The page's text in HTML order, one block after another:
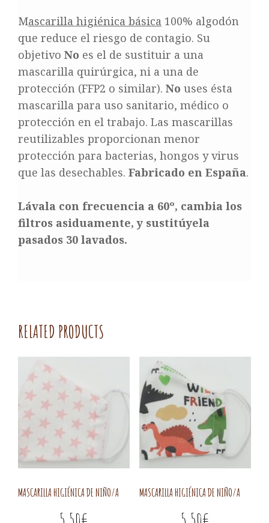
Mascarilla higiénica básica 100% algodón
que reduce el riesgo de contagio. Su
objetivo No es el de sustituir a una
mascarilla quirúrgica, ni a una de
protección (FFP2 o similar). No uses ésta
mascarilla para uso sanitario, médico o
protección en el trabajo. Las mascarillas
reutilizables proporcionan menor
protección para bacterias, hongos y virus
que las desechables. Fabricado en España.
Lávala con frecuencia a 60º, cambia los
filtros asiduamente, y sustitúyela
pasados 30 lavados.
RELATED PRODUCTS
MASCARILLA HIGIÉNICA DE NIÑO/A MASCARILLA HIGIÉNICA DE NIÑO/A